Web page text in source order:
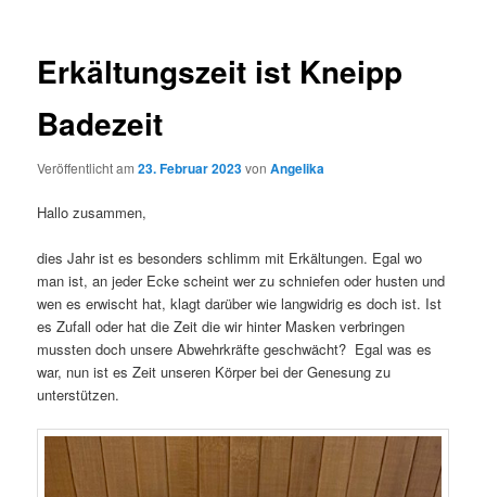
Erkältungszeit ist Kneipp
Badezeit
Veröffentlicht am23. Februar 2023vonAngelika
Hallo zusammen,
dies Jahr ist es besonders schlimm mit Erkältungen. Egal wo
man ist, an jeder Ecke scheint wer zu schniefen oder husten und
wen es erwischt hat, klagt darüber wie langwidrig es doch ist. Ist
es Zufall oder hat die Zeit die wir hinter Masken verbringen
mussten doch unsere Abwehrkräfte geschwächt? Egal was es
war, nun ist es Zeit unseren Körper bei der Genesung zu
unterstützen.